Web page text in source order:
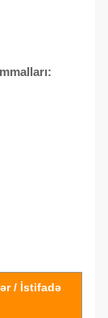
/ İstifadə